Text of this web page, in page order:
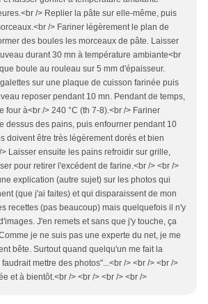
/> Replier la pâte sur elle-même, puis
/> Fariner légèrement le plan de
des boules les morceaux de pâte. Laisser
durant 30 mn à température ambiante<br
boule au rouleau sur 5 mm d'épaisseur.
sur une plaque de cuisson farinée puis
reposer pendant 10 mn. Pendant de temps,
four à<br /> 240 °C (th 7-8).<br /> Fariner
dessus des pains, puis enfourner pendant 10
doivent être très légèrement dorés et bien
Laisser ensuite les pains refroidir sur grille,
pour retirer l'excédent de farine.<br /> <br />
explication (autre sujet) sur les photos qui
(que j'ai faites) et qui disparaissent de mon
recettes (pas beaucoup) mais quelquefois il n'y
J'en remets et sans que j'y touche, ça
je ne suis pas une experte du net, je me
bête. Surtout quand quelqu'un me fait la
mettre des photos"...<br /> <br /> <br />
et à bientôt.<br /> <br /> <br /> <br />